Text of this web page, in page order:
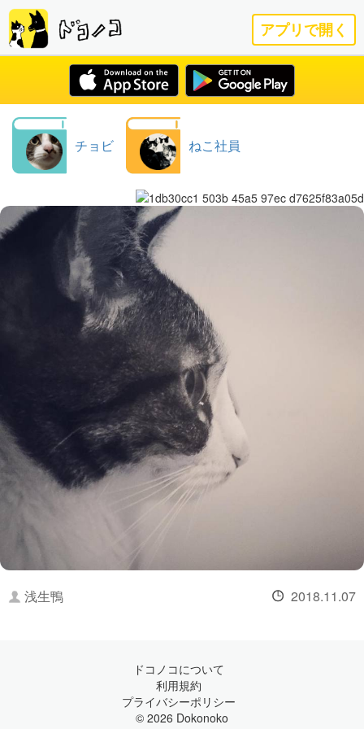
アプリで開く
チョビ ねこ社員
浅生鴨 2018.11.07
ドコノコについて
利用規約
プライバシーポリシー
© 2026 Dokonoko